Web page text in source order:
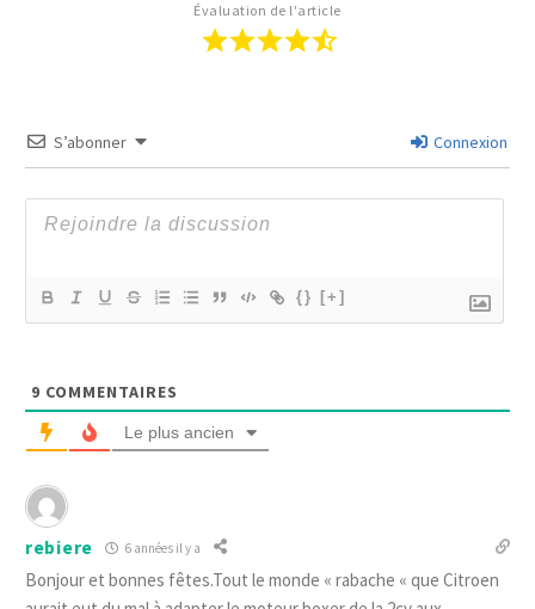
Évaluation de l'article
S’abonner Connexion
{} [+]
9 COMMENTAIRES
Le plus ancien
rebiere 6 années il y a
Bonjour et bonnes fêtes.Tout le monde « rabache « que Citroen